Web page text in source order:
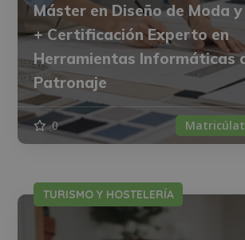
Máster en Diseño de Moda
+ Certificación Experto en
Herramientas Informáticas
Patronaje
0
TURISMO Y HOSTELERÍA